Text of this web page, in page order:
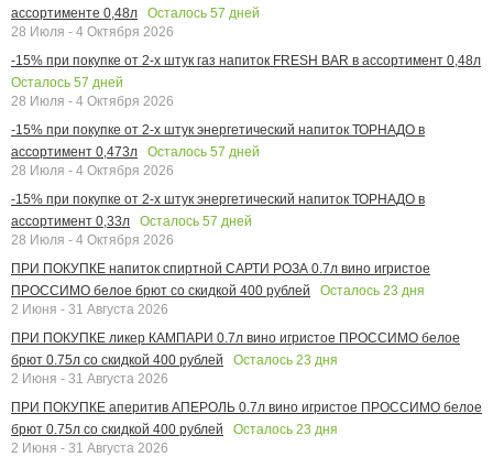
ассортименте 0,48л
Осталось 57 дней
28 Июля - 4 Октября 2026
-15% при покупке от 2-х штук газ напиток FRESH BAR в ассортимент 0,48л
Осталось 57 дней
28 Июля - 4 Октября 2026
-15% при покупке от 2-х штук энергетический напиток ТОРНАДО в
ассортимент 0,473л
Осталось 57 дней
28 Июля - 4 Октября 2026
-15% при покупке от 2-х штук энергетический напиток ТОРНАДО в
ассортимент 0,33л
Осталось 57 дней
28 Июля - 4 Октября 2026
ПРИ ПОКУПКЕ напиток спиртной САРТИ РОЗА 0.7л вино игристое
ПРОССИМО белое брют со скидкой 400 рублей
Осталось 23 дня
2 Июня - 31 Августа 2026
ПРИ ПОКУПКЕ ликер КАМПАРИ 0.7л вино игристое ПРОССИМО белое
брют 0.75л со скидкой 400 рублей
Осталось 23 дня
2 Июня - 31 Августа 2026
ПРИ ПОКУПКЕ аперитив АПЕРОЛЬ 0.7л вино игристое ПРОССИМО белое
брют 0.75л со скидкой 400 рублей
Осталось 23 дня
2 Июня - 31 Августа 2026